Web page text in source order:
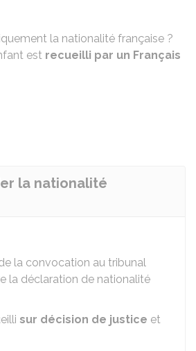
la nationalité française ?
est recueilli par un Français
la nationalité
la convocation au tribunal
la déclaration de nationalité
sur décision de justice et